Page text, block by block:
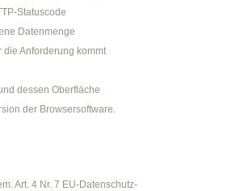
Statuscode
Datenmenge
die Anforderung kommt
dessen Oberfläche
der Browsersoftware.
Art. 4 Nr. 7 EU-Datenschutz-